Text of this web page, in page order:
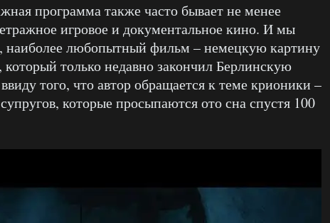
также часто бывает не менее
игровое и документальное кино. И мы
наиболее любопытный фильм – немецкую картину
только недавно закончил Берлинскую
того, что автор обращается к теме крионики –
которые просыпаются ото сна спустя 100